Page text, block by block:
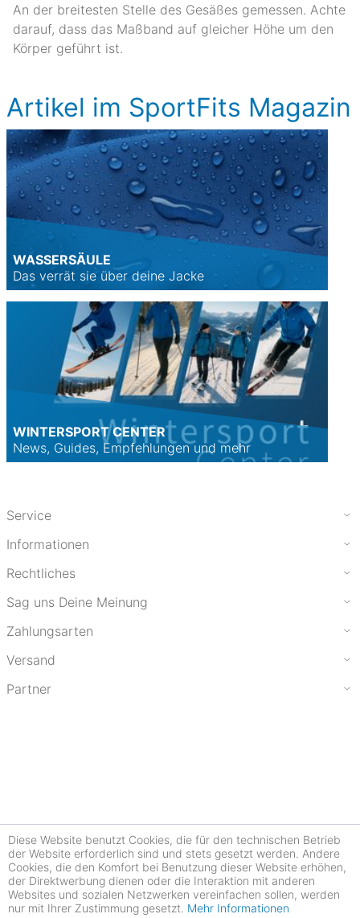
An der breitesten Stelle des Gesäßes gemessen. Achte
darauf, dass das Maßband auf gleicher Höhe um den
Körper geführt ist.
Artikel im SportFits Magazin
WASSERSÄULE
Das verrät sie über deine Jacke
WINTERSPORT CENTER
News, Guides, Empfehlungen und mehr
Service
Informationen
Rechtliches
Sag uns Deine Meinung
Zahlungsarten
Versand
Partner
Diese Website benutzt Cookies, die für den technischen Betrieb
der Website erforderlich sind und stets gesetzt werden. Andere
Cookies, die den Komfort bei Benutzung dieser Website erhöhen,
der Direktwerbung dienen oder die Interaktion mit anderen
Websites und sozialen Netzwerken vereinfachen sollen, werden
nur mit Ihrer Zustimmung gesetzt. Mehr Informationen